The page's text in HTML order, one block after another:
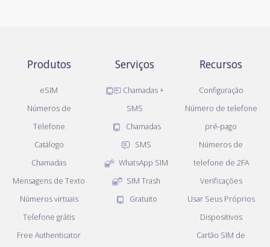
Produtos
eSIM
Números de
Telefone
Catálogo
Chamadas
Mensagens de Texto
Números virtuais
Telefone grátis
Free Authenticator
Serviços
Chamadas +
SMS
Chamadas
SMS
WhatsApp SIM
SIM Trash
Gratuito
Recursos
Configuração
Número de telefone
pré-pago
Números de
telefone de 2FA
Verificações
Usar Seus Próprios
Dispositivos
Cartão SIM de